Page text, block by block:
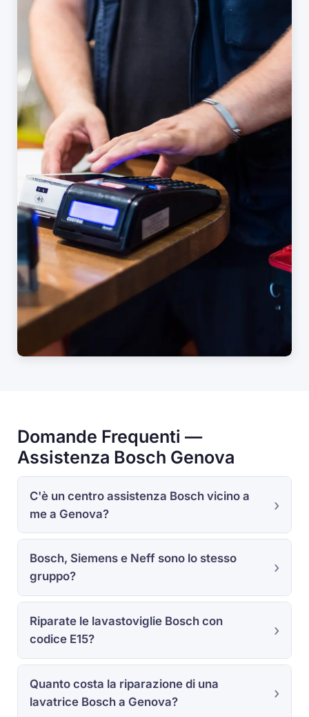
Domande Frequenti —
Assistenza Bosch Genova
C'è un centro assistenza Bosch vicino a
me a Genova?
Bosch, Siemens e Neff sono lo stesso
gruppo?
Riparate le lavastoviglie Bosch con
codice E15?
Quanto costa la riparazione di una
lavatrice Bosch a Genova?